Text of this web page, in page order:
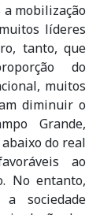
a mobilização
líderes
tanto, que
do
muitos
diminuir o
Grande,
do real
ao
No entanto,
sociedade